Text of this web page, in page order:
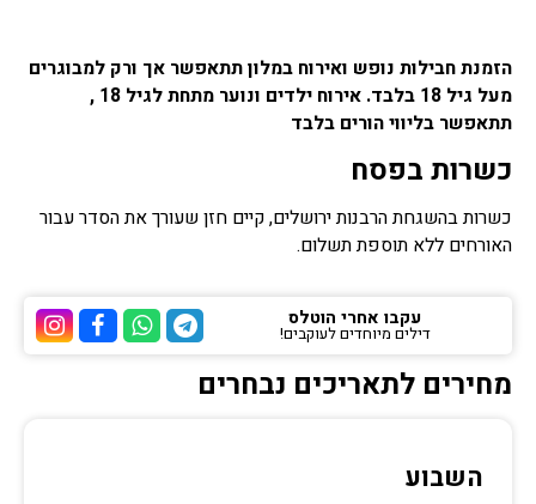
הזמנת חבילות נופש ואירוח במלון תתאפשר אך ורק למבוגרים
מעל גיל 18 בלבד. אירוח ילדים ונוער מתחת לגיל 18 ,
תתאפשר בליווי הורים בלבד
כשרות בפסח
כשרות בהשגחת הרבנות ירושלים, קיים חזן שעורך את הסדר עבור
האורחים ללא תוספת תשלום.
ערוץ ערוץ
ערוץ הוואטסאפ של
ערוץ הטלגרם של הוטלס
עקבו אחרי הוטלס
דילים מיוחדים לעוקבים!
מחירים לתאריכים נבחרים
השבוע